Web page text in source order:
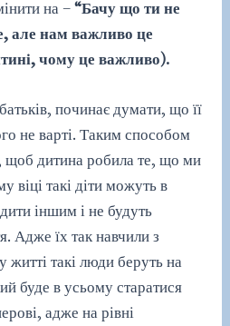
на –“Бачу що ти не
але нам важливо це
чому це важливо).
починає думати, що її
не варті. Таким способом
дитина робила те, що ми
віці такі діти можуть в
іншим і не будуть
Адже їх так навчили з
житті такі люди беруть на
буде в усьому старатися
адже на рівні